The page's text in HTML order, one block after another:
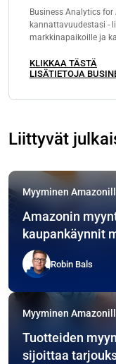
Business Analytics
kannattavuudestasi -
markkinapaikoille ja
KLIKKAA TÄSTÄ
LISÄTIETOJA
Liittyvät
Myyminen
Amazonin
kaupankäynnit
Robin Bals
Myyminen
Tuotteiden
sijoittaa